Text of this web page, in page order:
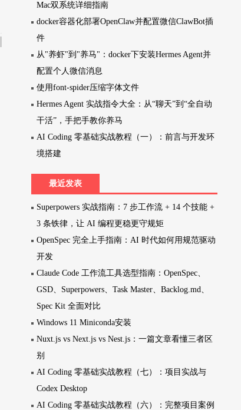
Mac双系统详细指南
docker容器化部署OpenClaw并配置微信ClawBot插
件
从"养虾"到"养马"：docker下安装Hermes Agent并
配置个人微信消息
使用font-spider压缩字体文件
Hermes Agent 实战指令大全：从“聊天”到“全自动
干活”，手把手教你养马
AI Coding 零基础实战教程（一）：前言与开发环
境搭建
最近发表
Superpowers 实战指南：7 步工作流 + 14 个技能 +
3 条铁律，让 AI 编程更稳更守规矩
OpenSpec 完全上手指南：AI 时代如何用规范驱动
开发
Claude Code 工作流工具选型指南：OpenSpec、
GSD、Superpowers、Task Master、Backlog.md、
Spec Kit 全面对比
Windows 11 Miniconda安装
Nuxt.js vs Next.js vs Nest.js：一篇文章看懂三者区
别
AI Coding 零基础实战教程（七）：项目实战与
Codex Desktop
AI Coding 零基础实战教程（六）：完整项目案例